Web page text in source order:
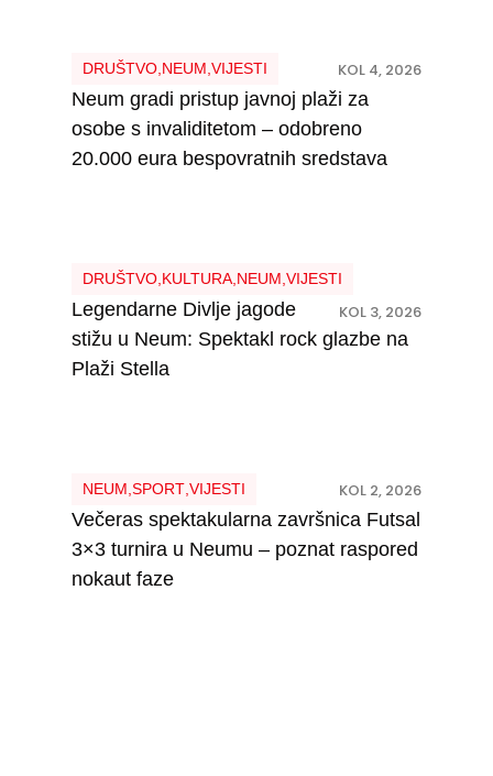
DRUŠTVO, NEUM VIJESTI KOL 4, 2026
Neum gradi pristup javnoj plaži za
osobe s invaliditetom – odobreno
20.000 eura bespovratnih sredstava
DRUŠTVO, KULTURA, NEUM VIJESTI
KOL 3, 2026
Legendarne Divlje jagode
stižu u Neum: Spektakl rock glazbe na
Plaži Stella
NEUM SPORT, VIJESTI KOL 2, 2026
Večeras spektakularna završnica Futsal
3×3 turnira u Neumu – poznat raspored
nokaut faze